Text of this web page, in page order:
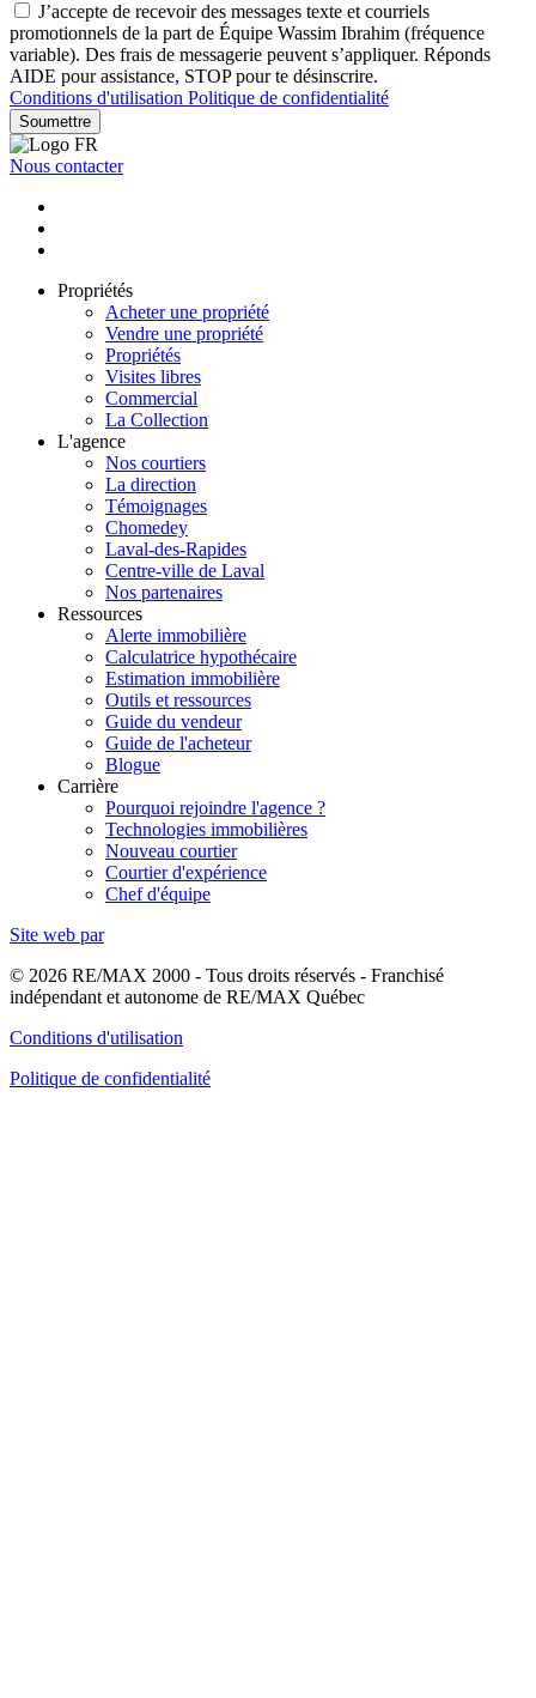
J’accepte de recevoir des messages texte et courriels
promotionnels de la part de Équipe Wassim Ibrahim (fréquence
variable). Des frais de messagerie peuvent s’appliquer. Réponds
AIDE pour assistance, STOP pour te désinscrire.
Conditions d'utilisation Politique de confidentialité
Soumettre
Nous contacter
Propriétés
Acheter une propriété
Vendre une propriété
Propriétés
Visites libres
Commercial
La Collection
L'agence
Nos courtiers
La direction
Témoignages
Chomedey
Laval-des-Rapides
Centre-ville de Laval
Nos partenaires
Ressources
Alerte immobilière
Calculatrice hypothécaire
Estimation immobilière
Outils et ressources
Guide du vendeur
Guide de l'acheteur
Blogue
Carrière
Pourquoi rejoindre l'agence ?
Technologies immobilières
Nouveau courtier
Courtier d'expérience
Chef d'équipe
Site web par
© 2026 RE/MAX 2000 - Tous droits réservés - Franchisé
indépendant et autonome de RE/MAX Québec
Conditions d'utilisation
Politique de confidentialité